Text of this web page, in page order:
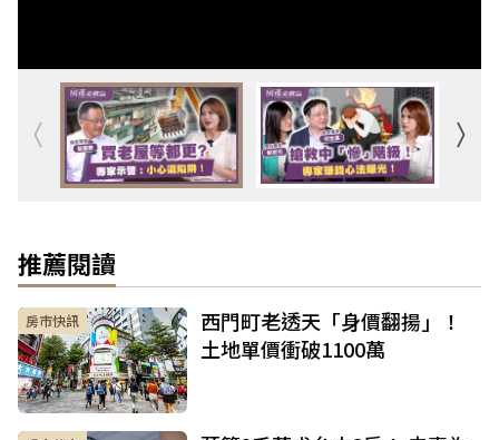
推薦閱讀
房市快訊
西門町老透天「身價翻揚」！
土地單價衝破1100萬